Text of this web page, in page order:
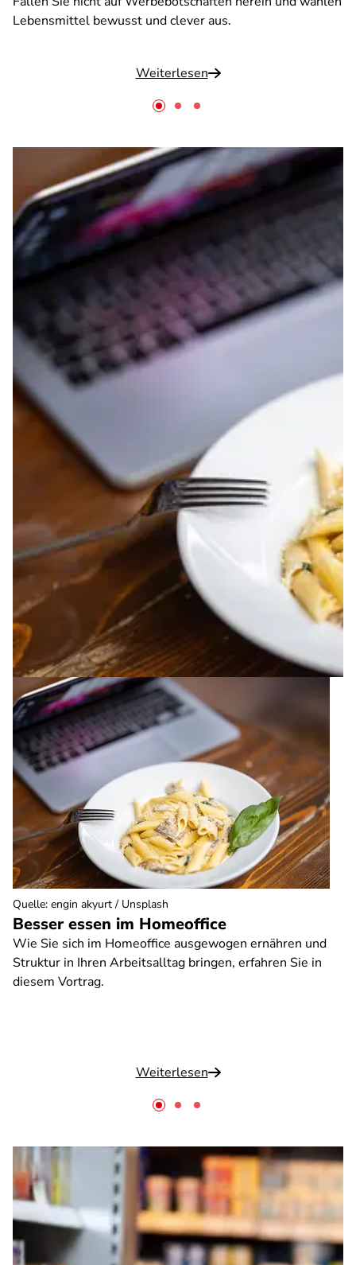
Lebensmittel bewusst und clever aus.
Weiterlesen
Besser essen im Homeoffice
Wie Sie sich im Homeoffice ausgewogen ernähren und
Struktur in Ihren Arbeitsalltag bringen, erfahren Sie in
diesem Vortrag.
Weiterlesen
Quelle: engin akyurt / Unsplash